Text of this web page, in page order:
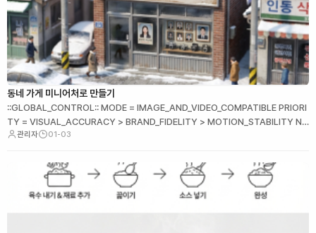
동네 가게 미니어처로 만들기
::GLOBAL_CONTROL:: MODE = IMAGE_AND_VIDEO_COMPATIBLE PRIORI
TY = VISUAL_ACCURACY > BRAND_FIDELITY > MOTION_STABILITY NO
_STYLE_CONFLICT NO_TEXT_DISTORTI…
관리자 01-03